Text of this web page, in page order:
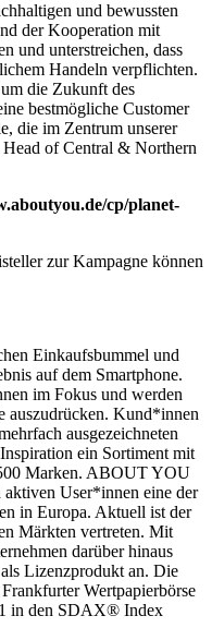
und bewussten
der Kooperation mit
und unterstreichen, dass
Handeln verpflichten.
die Zukunft des
bestmögliche Customer
die im Zentrum unserer
Head of Central & Northern
cp/planet-
zur Kampagne können
Einkaufsbummel und
auf dem Smartphone.
im Fokus und werden
auszudrücken. Kund*innen
ausgezeichneten
ein Sortiment mit
Marken. ABOUT YOU
User*innen eine der
in Europa. Aktuell ist der
Märkten vertreten. Mit
darüber hinaus
Lizenzprodukt an. Die
Wertpapierbörse
in den SDAX® Index